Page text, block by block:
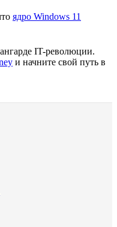
ядро Windows 11
IT-революции.
и начните свой путь в